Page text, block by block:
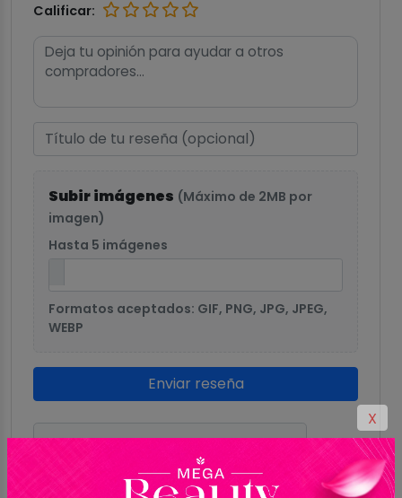
Calificar:
Subir imágenes (Máximo de 2MB por
imagen)
Hasta 5 imágenes
Formatos aceptados: GIF, PNG, JPG, JPEG,
WEBP
Enviar reseña
0.0
X